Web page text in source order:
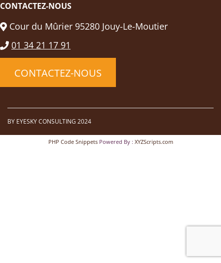
CONTACTEZ-NOUS
Cour du Mûrier 95280 Jouy-Le-Moutier
01 34 21 17 91
CONTACTEZ-NOUS
BY EYESKY CONSULTING 2024
PHP Code SnippetsPowered By : XYZScripts.com